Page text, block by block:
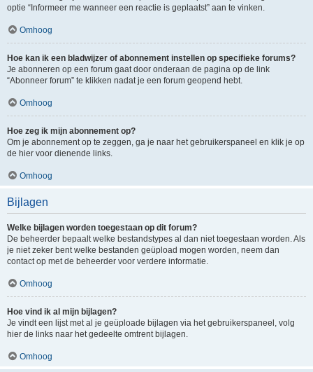
optie “Informeer me wanneer een reactie is geplaatst” aan te vinken.
Omhoog
Hoe kan ik een bladwijzer of abonnement instellen op specifieke forums?
Je abonneren op een forum gaat door onderaan de pagina op de link
“Abonneer forum” te klikken nadat je een forum geopend hebt.
Omhoog
Hoe zeg ik mijn abonnement op?
Om je abonnement op te zeggen, ga je naar het gebruikerspaneel en klik je op
de hier voor dienende links.
Omhoog
Bijlagen
Welke bijlagen worden toegestaan op dit forum?
De beheerder bepaalt welke bestandstypes al dan niet toegestaan worden. Als
je niet zeker bent welke bestanden geüpload mogen worden, neem dan
contact op met de beheerder voor verdere informatie.
Omhoog
Hoe vind ik al mijn bijlagen?
Je vindt een lijst met al je geüploade bijlagen via het gebruikerspaneel, volg
hier de links naar het gedeelte omtrent bijlagen.
Omhoog